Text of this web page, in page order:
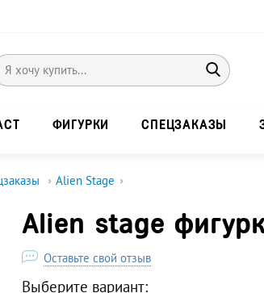
ФИГУРКИ СПЕЦЗАКАЗЫ
› Alien Stage ›
Alien stage
Оставьте свой отзыв
Выберите вариант: